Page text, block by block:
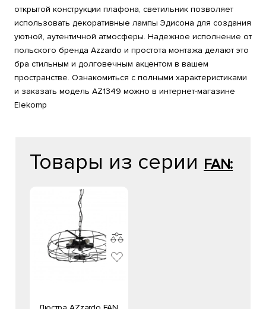
открытой конструкции плафона, светильник позволяет
использовать декоративные лампы Эдисона для создания
уютной, аутентичной атмосферы. Надежное исполнение от
польского бренда Azzardo и простота монтажа делают это
бра стильным и долговечным акцентом в вашем
пространстве. Ознакомиться с полными характеристиками
и заказать модель AZ1349 можно в интернет-магазине
Elekomp
Товары из серии FAN: